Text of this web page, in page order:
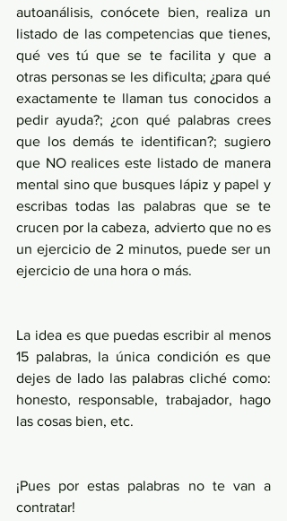
autoanálisis, conócete bien, realiza un
listado de las competencias que tienes,
qué ves tú que se te facilita y que a
otras personas se les dificulta; ¿para qué
exactamente te llaman tus conocidos a
pedir ayuda?; ¿con qué palabras crees
que los demás te identifican?; sugiero
que NO realices este listado de manera
mental sino que busques lápiz y papel y
escribas todas las palabras que se te
crucen por la cabeza, advierto que no es
un ejercicio de 2 minutos, puede ser un
ejercicio de una hora o más.
La idea es que puedas escribir al menos
15 palabras, la única condición es que
dejes de lado las palabras cliché como:
honesto, responsable, trabajador, hago
las cosas bien, etc.
¡Pues por estas palabras no te van a
contratar!